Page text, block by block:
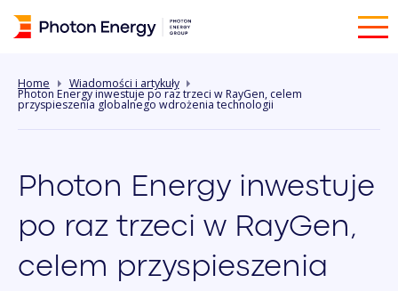
Home Wiadomości i artykuły
Photon Energy inwestuje po raz trzeci w RayGen, celem
przyspieszenia globalnego wdrożenia technologii
Photon Energy inwestuje
po raz trzeci w RayGen,
celem przyspieszenia